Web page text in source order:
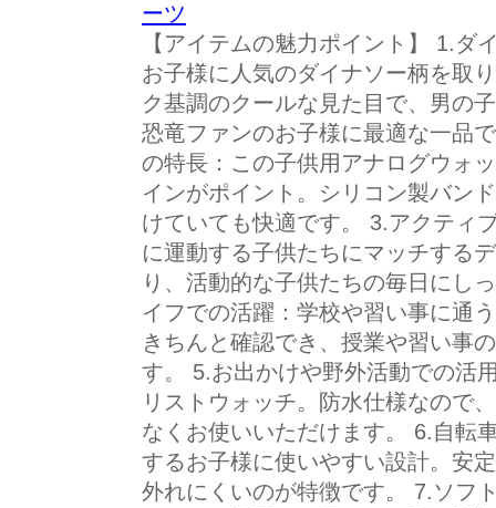
ーツ
【アイテムの魅力ポイント】 1.ダ
お子様に人気のダイナソー柄を取
ク基調のクールな見た目で、男の
恐竜ファンのお子様に最適な一品
の特長：この子供用アナログウォ
インがポイント。シリコン製バン
けていても快適です。 3.アクティ
に運動する子供たちにマッチする
り、活動的な子供たちの毎日にし
イフでの活躍：学校や習い事に通
きちんと確認でき、授業や習い事
す。 5.お出かけや野外活動での活
リストウォッチ。防水仕様なので
なくお使いいただけます。 6.自転
するお子様に使いやすい設計。安
外れにくいのが特徴です。 7.ソフ